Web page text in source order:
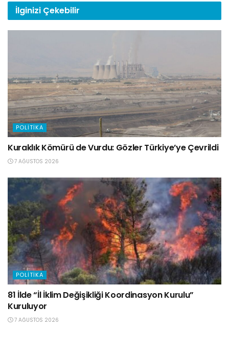
İlginizi Çekebilir
POLITIKA
Kuraklık Kömürü de Vurdu: Gözler Türkiye’ye Çevrildi
7 AĞUSTOS 2026
POLITIKA
81 İlde “İl İklim Değişikliği Koordinasyon Kurulu”
Kuruluyor
7 AĞUSTOS 2026